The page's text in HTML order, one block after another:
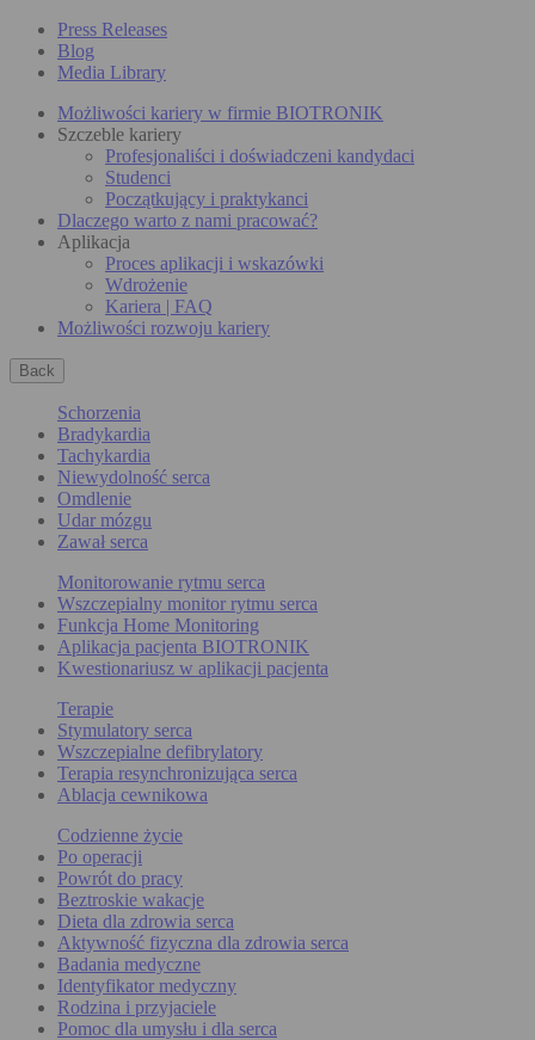
Press Releases
Blog
Media Library
Możliwości kariery w firmie BIOTRONIK
Szczeble kariery
Profesjonaliści i doświadczeni kandydaci
Studenci
Początkujący i praktykanci
Dlaczego warto z nami pracować?
Aplikacja
Proces aplikacji i wskazówki
Wdrożenie
Kariera | FAQ
Możliwości rozwoju kariery
Back
Schorzenia
Bradykardia
Tachykardia
Niewydolność serca
Omdlenie
Udar mózgu
Zawał serca
Monitorowanie rytmu serca
Wszczepialny monitor rytmu serca
Funkcja Home Monitoring
Aplikacja pacjenta BIOTRONIK
Kwestionariusz w aplikacji pacjenta
Terapie
Stymulatory serca
Wszczepialne defibrylatory
Terapia resynchronizująca serca
Ablacja cewnikowa
Codzienne życie
Po operacji
Powrót do pracy
Beztroskie wakacje
Dieta dla zdrowia serca
Aktywność fizyczna dla zdrowia serca
Badania medyczne
Identyfikator medyczny
Rodzina i przyjaciele
Pomoc dla umysłu i dla serca